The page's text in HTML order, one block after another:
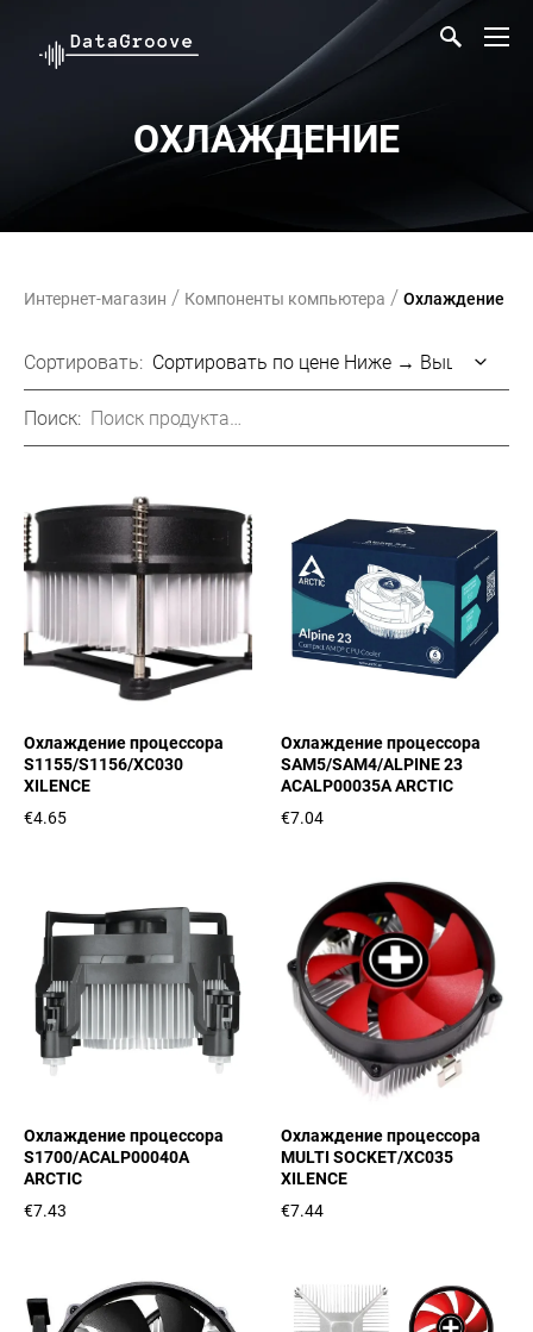
ОХЛАЖДЕНИЕ
Интернет-магазин / Компоненты компьютера / Охлаждение
Сортировать:
Поиск:
Охлаждение процессора
S1155/S1156/XC030
XILENCE
€4.65
Охлаждение процессора
SAM5/SAM4/ALPINE 23
ACALP00035A ARCTIC
€7.04
Охлаждение процессора
S1700/ACALP00040A
ARCTIC
€7.43
Охлаждение процессора
MULTI SOCKET/XC035
XILENCE
€7.44